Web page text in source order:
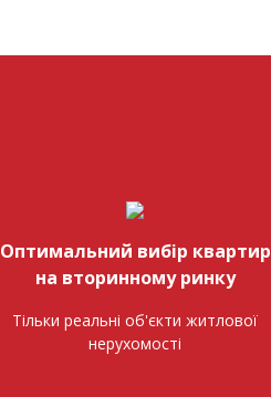
Оптимальний вибір квартир
на вторинному ринку
Тільки реальні об'єкти житлової
нерухомості